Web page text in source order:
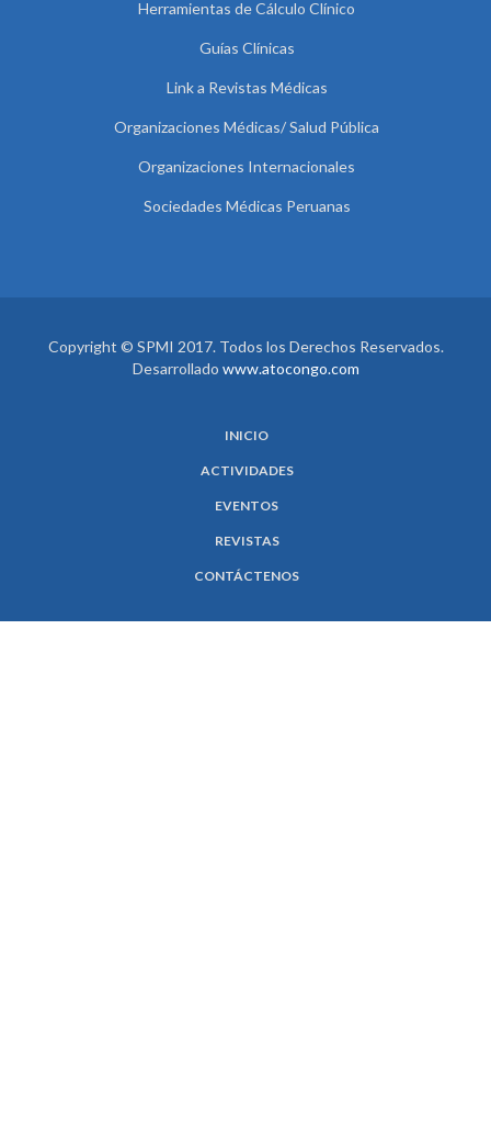
Herramientas de Cálculo Clínico
Guías Clínicas
Link a Revistas Médicas
Organizaciones Médicas/ Salud Pública
Organizaciones Internacionales
Sociedades Médicas Peruanas
Copyright © SPMI 2017. Todos los Derechos Reservados.
Desarrollado www.atocongo.com
INICIO
ACTIVIDADES
EVENTOS
REVISTAS
CONTÁCTENOS